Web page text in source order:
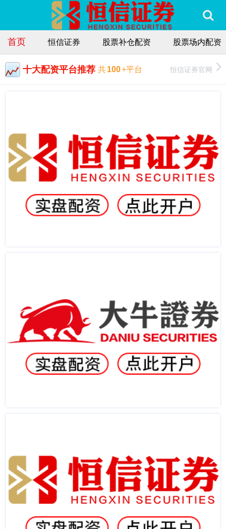
首页 恒信证券 股票补仓配资 股票场内配资
十大配资平台推荐 共100+平台 恒信证券官网